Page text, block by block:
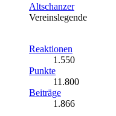
Altschanzer
Vereinslegende
Reaktionen
1.550
Punkte
11.800
Beiträge
1.866